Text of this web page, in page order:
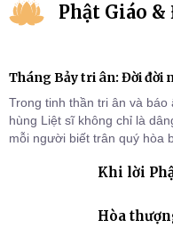
Phật Giáo &
Tháng Bảy tri ân: Đời đời
Trong tinh thần tri ân và
hùng Liệt sĩ không chỉ là
mỗi người biết trân quý hòa
Khi lời
Hòa